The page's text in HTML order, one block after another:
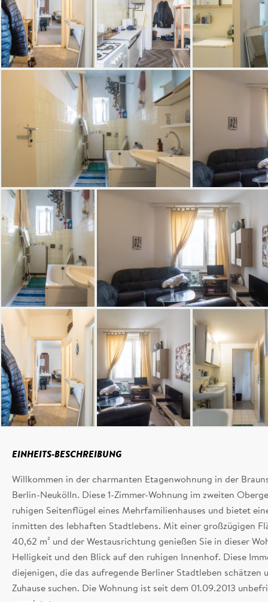
EINHEITS-BESCHREIBUNG
Willkommen in der charmanten Etagenwohnung in der
Berlin-Neukölln. Diese 1-Zimmer-Wohnung im zweiten
ruhigen Seitenflügel eines Mehrfamilienhauses und bietet
inmitten des lebhaften Stadtlebens. Mit einer großzügigen
40,62 m² und der Westausrichtung genießen Sie in dieser
Helligkeit und den Blick auf den ruhigen Innenhof. Diese
diejenigen, die das aufregende Berliner Stadtleben schätzen
Zuhause suchen. Die Wohnung ist seit dem 01.09.2013